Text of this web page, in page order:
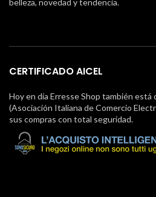
CERTIFICADO AICEL
Hoy en día Erresse Shop también está
(Asociación Italiana de Comercio
sus compras con total seguridad.